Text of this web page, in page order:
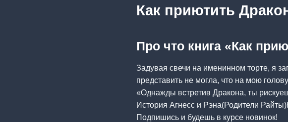
Как приютить
Про что книга «Как
Задувая свечи на именинном торте, я
представить не могла, что на мою
«Однажды встретив Дракона, ты
История Агнесс и Рэна(Родители
Подпишись и будешь в курсе новинок!